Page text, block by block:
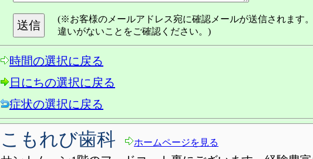
(※お客様のメールアドレス宛に確認メールが送信されます
違いがないことをご確認ください。)
時間の選択に戻る
日にちの選択に戻る
症状の選択に戻る
こもれび歯科 ホームページを見る